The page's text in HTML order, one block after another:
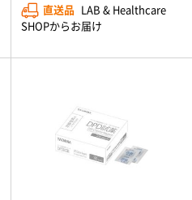
直送品 LAB & Healthcare
SHOPからお届け